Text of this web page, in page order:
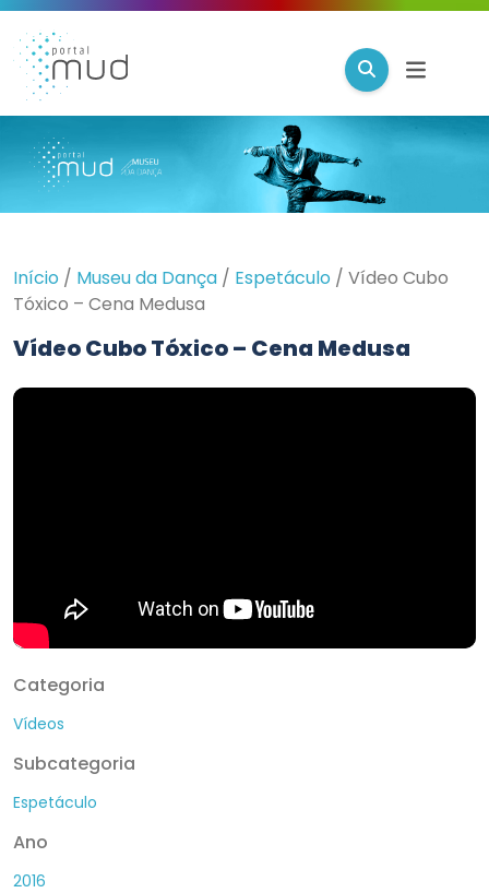
Início / Museu da Dança / Espetáculo / Vídeo Cubo
Tóxico – Cena Medusa
Vídeo Cubo Tóxico – Cena Medusa
Categoria
Vídeos
Subcategoria
Espetáculo
Ano
2016